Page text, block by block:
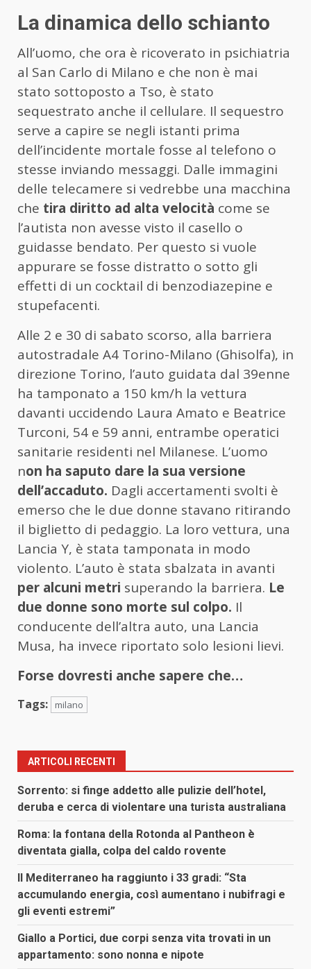
La dinamica dello schianto
All’uomo, che ora è ricoverato in psichiatria
al San Carlo di Milano e che non è mai
stato sottoposto a Tso, è stato
sequestrato anche il cellulare. Il sequestro
serve a capire se negli istanti prima
dell’incidente mortale fosse al telefono o
stesse inviando messaggi. Dalle immagini
delle telecamere si vedrebbe una macchina
che tira diritto ad alta velocità come se
l’autista non avesse visto il casello o
guidasse bendato. Per questo si vuole
appurare se fosse distratto o sotto gli
effetti di un cocktail di benzodiazepine e
stupefacenti.
Alle 2 e 30 di sabato scorso, alla barriera
autostradale A4 Torino-Milano (Ghisolfa), in
direzione Torino, l’auto guidata dal 39enne
ha tamponato a 150 km/h la vettura
davanti uccidendo Laura Amato e Beatrice
Turconi, 54 e 59 anni, entrambe operatici
sanitarie residenti nel Milanese. L’uomo
non ha saputo dare la sua versione
dell’accaduto. Dagli accertamenti svolti è
emerso che le due donne stavano ritirando
il biglietto di pedaggio. La loro vettura, una
Lancia Y, è stata tamponata in modo
violento. L’auto è stata sbalzata in avanti
per alcuni metri superando la barriera. Le
due donne sono morte sul colpo. Il
conducente dell’altra auto, una Lancia
Musa, ha invece riportato solo lesioni lievi.
Forse dovresti anche sapere che…
Tags: milano
ARTICOLI RECENTI
Sorrento: si finge addetto alle pulizie dell’hotel,
deruba e cerca di violentare una turista australiana
Roma: la fontana della Rotonda al Pantheon è
diventata gialla, colpa del caldo rovente
Il Mediterraneo ha raggiunto i 33 gradi: “Sta
accumulando energia, così aumentano i nubifragi e
gli eventi estremi”
Giallo a Portici, due corpi senza vita trovati in un
appartamento: sono nonna e nipote